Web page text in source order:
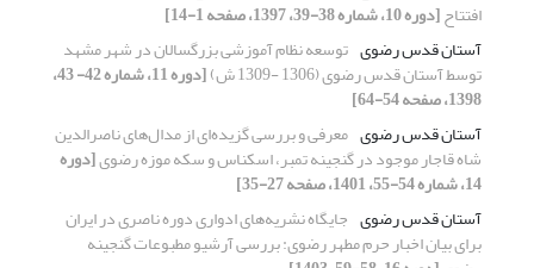
افتتاح[دوره 10، شماره 38-39، 1397، صفحه 1-14]
آستان قدس رضوی توسعه نظام آموزشی بزرگسالان در شهر مشهد
توسط آستان قدس رضوی (1306 -1309 ش) [دوره 11، شماره 42- 43،
1398، صفحه 54-64]
آستان قدس رضوی معرفی و بررسی گزیده‌ای از مدال‌های ناصرالدین
شاه قاجار موجود در گنجینه تمبر، اسکناس و سکه موزه رضوی[دوره
14، شماره 54-55، 1401، صفحه 27-35]
آستان قدس رضوی جایگاه نشریه‌های ادواری دوره ناصری در ایران
برای بیان اخبار حرم مطهر رضوی: بررسی آرشیو مطبوعات گنجینه